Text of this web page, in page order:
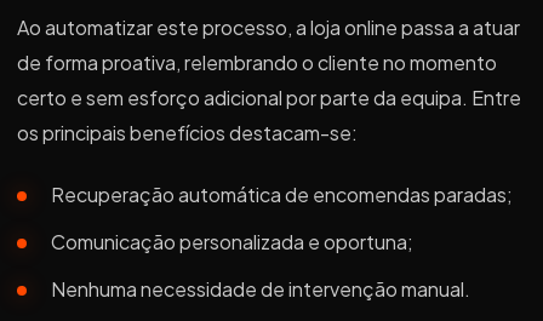
Ao automatizar este processo, a loja online passa a atuar
de forma proativa, relembrando o cliente no momento
certo e sem esforço adicional por parte da equipa. Entre
os principais benefícios destacam-se:
Recuperação automática de encomendas paradas;
Comunicação personalizada e oportuna;
Nenhuma necessidade de intervenção manual.